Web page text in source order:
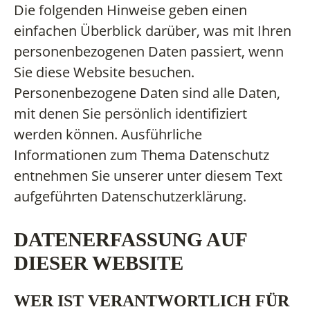
Die folgenden Hinweise geben einen
einfachen Überblick darüber, was mit Ihren
personenbezogenen Daten passiert, wenn
Sie diese Website besuchen.
Personenbezogene Daten sind alle Daten,
mit denen Sie persönlich identifiziert
werden können. Ausführliche
Informationen zum Thema Datenschutz
entnehmen Sie unserer unter diesem Text
aufgeführten Datenschutzerklärung.
DATENERFASSUNG AUF
DIESER WEBSITE
WER IST VERANTWORTLICH FÜR